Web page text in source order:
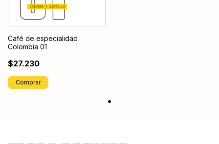
Café de especialidad
Colombia 01
$27.230
Comprar